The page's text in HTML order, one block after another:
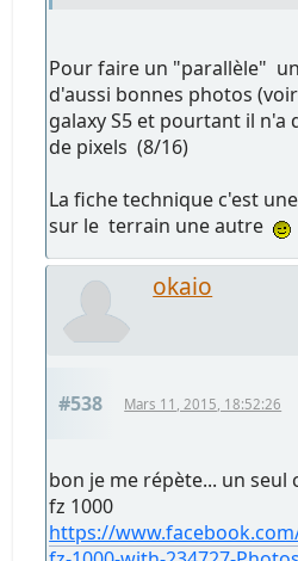
Pour faire un "parallèle"
d'aussi bonnes photos
galaxy S5 et pourtant il
de pixels (8/16)
La fiche technique c'est
sur le terrain une autre
okaio
#538 Mars 11, 2015, 18:52:26
bon je me répète... un seul
fz 1000
https://